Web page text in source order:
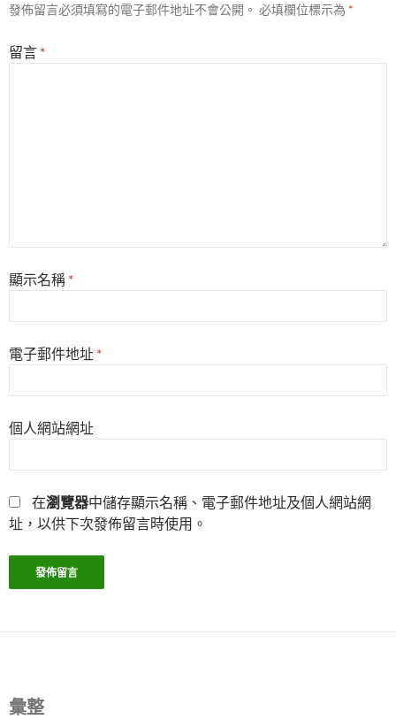
發佈留言必須填寫的電子郵件地址不會公開。 必填欄位標示為 *
留言 *
顯示名稱 *
電子郵件地址 *
個人網站網址
在瀏覽器中儲存顯示名稱、電子郵件地址及個人網站網
址，以供下次發佈留言時使用。
彙整